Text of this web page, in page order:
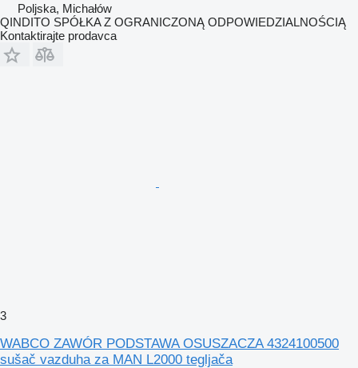
Poljska, Michałów
QINDITO SPÓŁKA Z OGRANICZONĄ ODPOWIEDZIALNOŚCIĄ
Kontaktirajte prodavca
3
WABCO ZAWÓR PODSTAWA OSUSZACZA 4324100500
sušač vazduha za MAN L2000 tegljača